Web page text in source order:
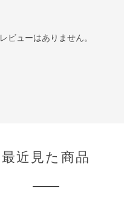
レビューはありません。
最近見た商品